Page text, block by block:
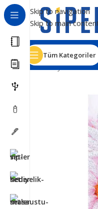
Skip to navigation
Skip to main
Tüm Kategoriler
Ana Sayfa Matbaa